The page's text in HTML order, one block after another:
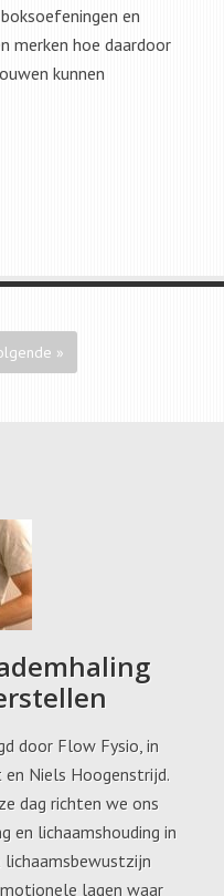
en
merken hoe daardoor
kunnen
»
door Flow Fysio, in
Niels Hoogenstrijd.
dag richten we ons
en lichaamshouding in
lagen waar